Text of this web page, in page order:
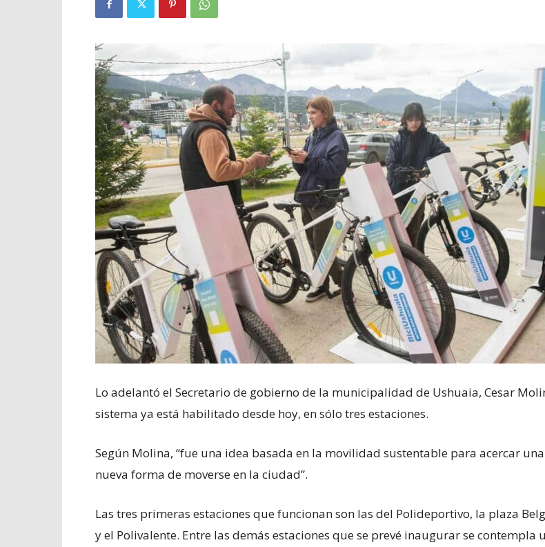
Lo adelantó el Secretario de gobierno de la municipalidad de Ushuaia, Cesar
sistema ya está habilitado desde hoy, en sólo tres estaciones.
Según Molina, “fue una idea basada en la movilidad sustentable para acercar una
nueva forma de moverse en la ciudad”.
Las tres primeras estaciones que funcionan son las del Polideportivo, la plaza
y el Polivalente. Entre las demás estaciones que se prevé inaugurar se contempla